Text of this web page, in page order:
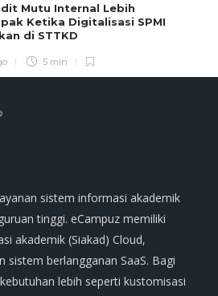
Mutu Internal Lebih
Ketika Digitalisasi SPMI
di STTKD
5 min
sistem informasi akademik
tinggi. eCampuz memiliki
akademik (Siakad) Cloud,
sistem berlangganan SaaS. Bagi
lebih seperti kustomisasi